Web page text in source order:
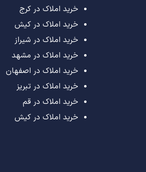
خرید املاک در کرج
خرید املاک در کیش
خرید املاک در شیراز
خرید املاک در مشهد
خرید املاک در اصفهان
خرید املاک در تبریز
خرید املاک در قم
خرید املاک در کیش